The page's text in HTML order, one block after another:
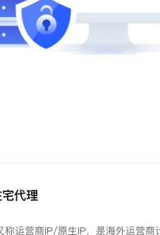
代理
称运营商IP/原生IP，是海外运营商